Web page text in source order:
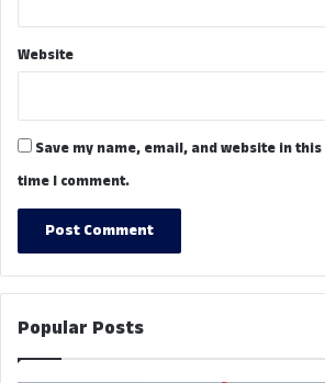
Website
Save my name, email, and website in
time I comment.
Popular Posts